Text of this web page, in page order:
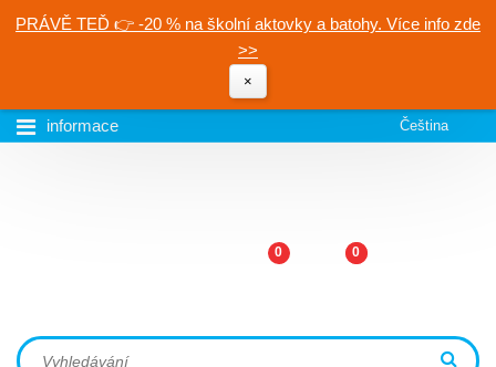
PRÁVĚ TEĎ 👉 -20 % na školní aktovky a batohy. Více info zde
>>
×
informace Čeština
0 0